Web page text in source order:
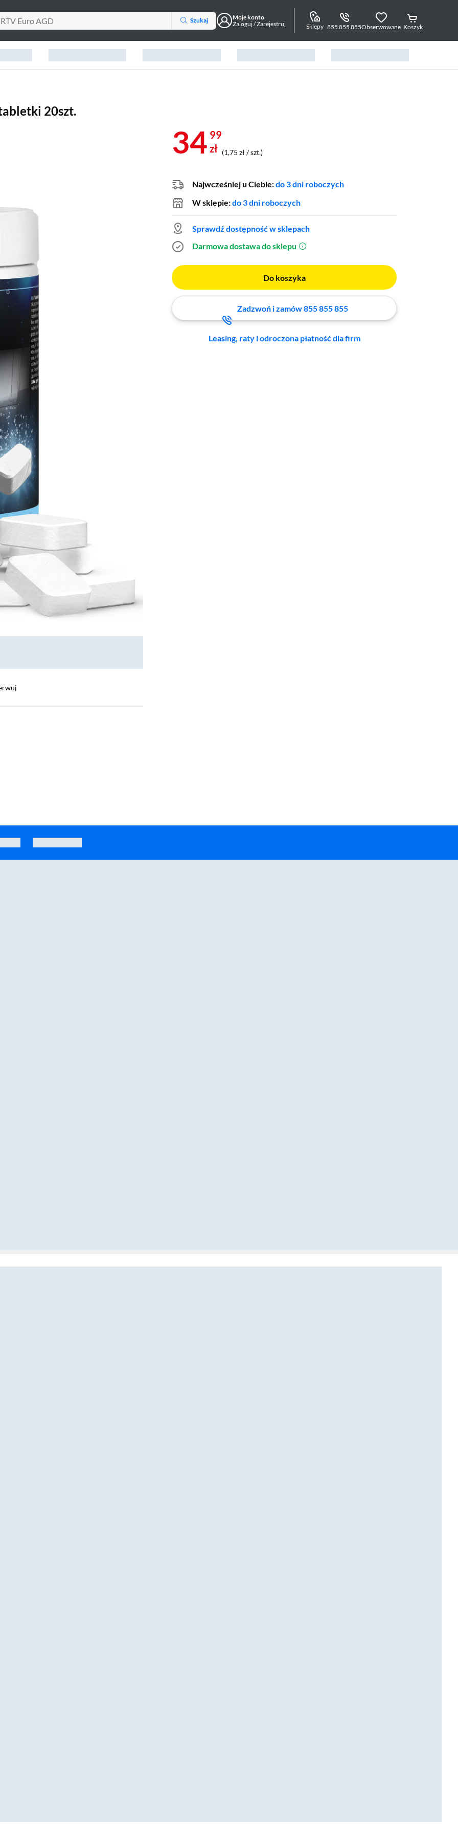
Szukaj
Moje konto
Zaloguj / Zarejestruj
Sklepy 855 855 855Obserwowane Koszyk
20szt.
34 99
zł (1,75 zł / szt.)
Najwcześniej u Ciebie:do 3 dni roboczych
W sklepie:do 3 dni roboczych
Sprawdź dostępność w sklepach
Darmowa dostawa do sklepu (otworzy się w nowym oknie)
Do koszyka
Zadzwoń i zamów 855 855 855
Leasing, raty i odroczona płatność dla firm